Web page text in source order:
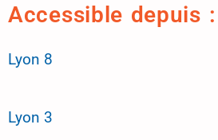
Accessible depuis :
Lyon 8
Lyon 3